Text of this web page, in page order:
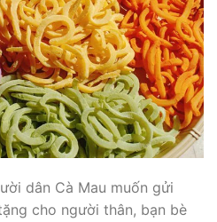
dân Cà Mau muốn gửi
cho người thân, bạn bè